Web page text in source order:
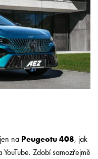
na Peugeotu 408, jak
Zdobí samozřejmě